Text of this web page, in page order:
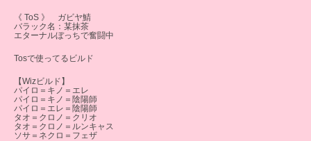
《 ToS 》 ガビヤ鯖
バラック名：某抹茶
エターナルぼっちで奮闘中
Tosで使ってるビルド
【Wizビルド】
パイロ＝キノ＝エレ
パイロ＝キノ＝陰陽師
パイロ＝エレ＝陰陽師
タオ＝クロノ＝クリオ
タオ＝クロノ＝ルンキャス
ソサ＝ネクロ＝フェザ